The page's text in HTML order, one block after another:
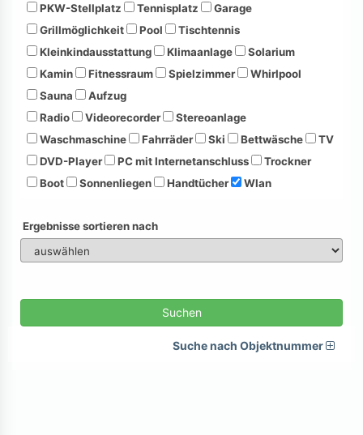
PKW-Stellplatz
Tennisplatz
Garage
Grillmöglichkeit
Pool
Tischtennis
Kleinkindausstattung
Klimaanlage
Solarium
Kamin
Fitnessraum Spielzimmer
Whirlpool
Sauna
Aufzug
Radio
Videorecorder
Stereoanlage
Waschmaschine
Fahrräder Ski Bettwäsche
TV
DVD-Player
PC mit Internetanschluss
Trockner
Boot
Sonnenliegen Handtücher Wlan
Ergebnisse sortieren nach
Suchen
Suche nach Objektnummer